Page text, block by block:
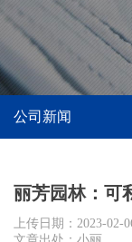
公司新闻
丽芳园林：可
上传日期：2023-02-